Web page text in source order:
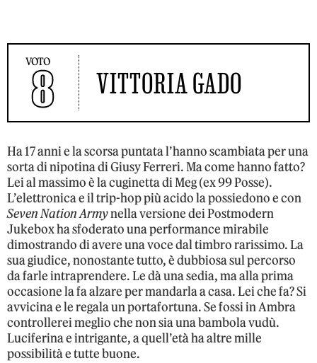
VOTO
8 VITTORIA GADO
Ha 17 anni e la scorsa puntata l’hanno scambiata per una
sorta di nipotina di Giusy Ferreri. Ma come hanno fatto?
Lei al massimo è la cuginetta di Meg (ex 99 Posse).
L’elettronica e il trip-hop più acido la possiedono e con
Seven Nation Armynella versione dei Postmodern
Jukebox ha sfoderato una performance mirabile
dimostrando di avere una voce dal timbro rarissimo. La
sua giudice, nonostante tutto, è dubbiosa sul percorso
da farle intraprendere. Le dà una sedia, ma alla prima
occasione la fa alzare per mandarla a casa. Lei che fa? Si
avvicina e le regala un portafortuna. Se fossi in Ambra
controllerei meglio che non sia una bambola vudù.
Luciferina e intrigante, a quell’età ha altre mille
possibilità e tutte buone.